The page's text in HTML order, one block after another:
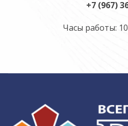
+7 (967)
Часы работы: